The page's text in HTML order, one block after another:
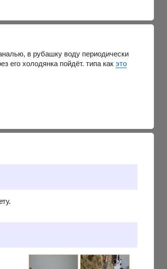
в рубашку воду периодически
его холодянка пойдёт. типа какэто